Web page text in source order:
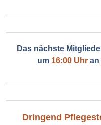
Das nächste
um 16:00 Uhran
Dringend